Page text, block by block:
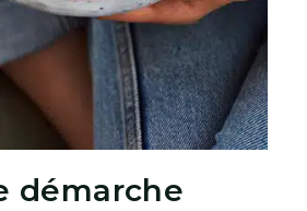
démarche